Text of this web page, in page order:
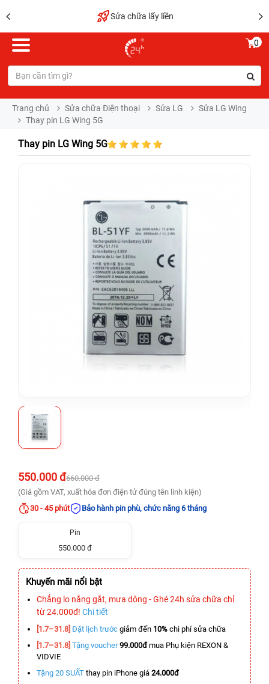
Sửa chữa lấy liền
0
Trang chủ Sửa chữa Điện thoại Sửa LG
Sửa LG Wing
Thay pin LG Wing 5G
Thay pin LG Wing 5G
550.000 đ660.000 đ
(Giá gồm VAT, xuất hóa đơn điện tử đúng tên linh kiện)
30 - 45 phút
Bảo hành pin phù, chức năng 6 tháng
Pin
550.000 đ
Khuyến mãi nổi bật
Chẳng lo nắng gắt, mưa dông - Ghé 24h sửa chữa chỉ
từ 24.000đ! Chi tiết
[1.7–31.8] Đặt lịch trước giảm đến 10% chi phí sửa chữa
[1.7–31.8] Tặng voucher 99.000đmua Phụ kiện REXON &
VIDVIE
Tặng 20 SUẤT thay pin iPhone giá 24.000đ